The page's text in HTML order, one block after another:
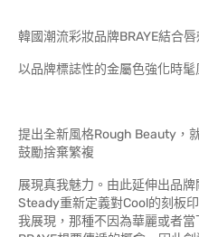
韓國潮流彩妝品牌BRAYE結合
以品牌標誌性的金屬色強化時髦
提出全新風格Rough Beauty，
鼓勵捨棄繁複
展現真我魅力。由此延伸出品
Steady重新定義對Cool的刻板
我展現，那種不因為華麗或者